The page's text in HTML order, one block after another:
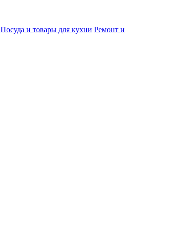
Посуда и товары для кухни Ремонт и